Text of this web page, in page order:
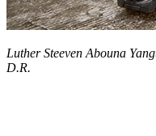
Luther Steeven Abouna
D.R.